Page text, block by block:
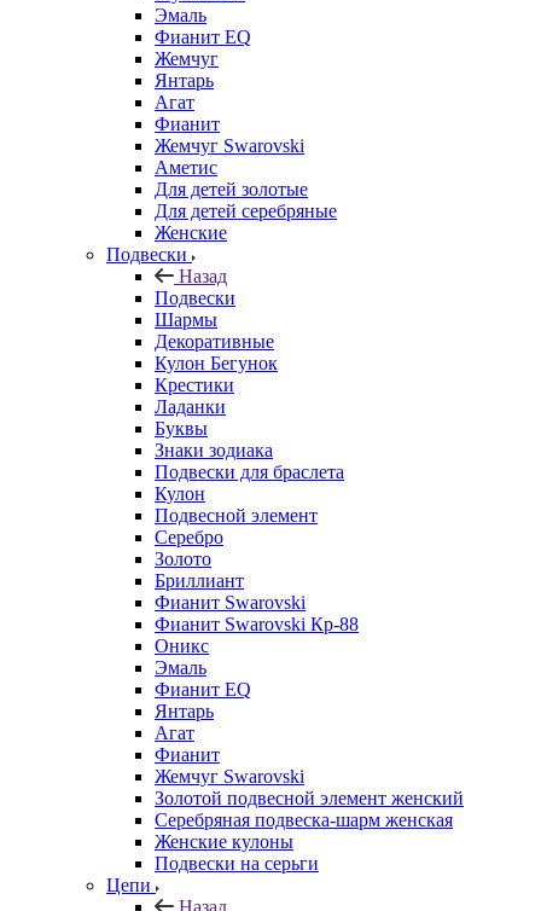
Эмаль
Фианит EQ
Жемчуг
Янтарь
Агат
Фианит
Жемчуг Swarovski
Аметис
Для детей золотые
Для детей серебряные
Женские
Подвески
Назад
Подвески
Шармы
Декоративные
Кулон Бегунок
Крестики
Ладанки
Буквы
Знаки зодиака
Подвески для браслета
Кулон
Подвесной элемент
Серебро
Золото
Бриллиант
Фианит Swarovski
Фианит Swarovski Кр-88
Оникс
Эмаль
Фианит EQ
Янтарь
Агат
Фианит
Жемчуг Swarovski
Золотой подвесной элемент женcкий
Серебряная подвеска-шарм женская
Женские кулоны
Подвески на серьги
Цепи
Назад